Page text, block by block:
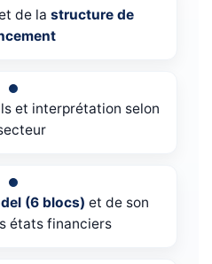
de la structure de
et interprétation selon
(6 blocs) et de son
états financiers